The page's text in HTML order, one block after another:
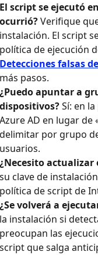
El script se ejecutó
ocurrió? Verifique
instalación. El script
política de ejecución
Detecciones falsas
más pasos.
¿Puedo apuntar a
dispositivos? Sí: en
Azure AD en lugar de
delimitar por grupo
usuarios.
¿Necesito
su clave de
política de script de
¿Se volverá a
la instalación si
preocupan las
script que salga